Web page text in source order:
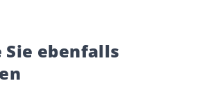
Sie ebenfalls